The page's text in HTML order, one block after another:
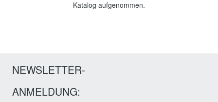
Katalog aufgenommen.
NEWSLETTER-
ANMELDUNG: